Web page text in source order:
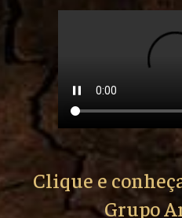
Clique e
Grupo